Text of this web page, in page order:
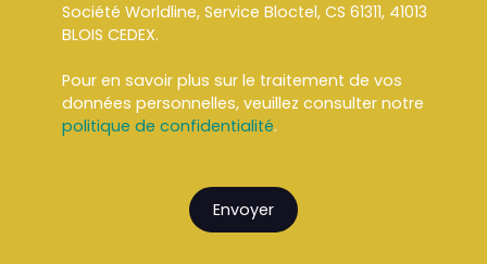
Société Worldline, Service Bloctel, CS 61311, 41013
BLOIS CEDEX.
Pour en savoir plus sur le traitement de vos
données personnelles, veuillez consulter notre
politique de confidentialité.
Envoyer